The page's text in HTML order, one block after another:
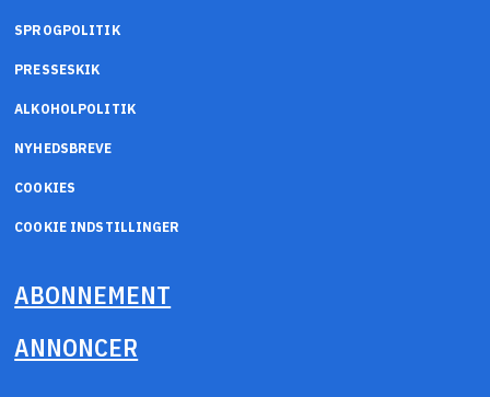
SPROGPOLITIK
PRESSESKIK
ALKOHOLPOLITIK
NYHEDSBREVE
COOKIES
COOKIE INDSTILLINGER
ABONNEMENT
ANNONCER